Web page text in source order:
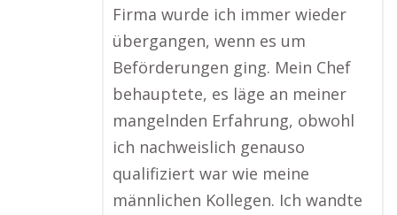
Firma wurde ich immer wieder
übergangen, wenn es um
Beförderungen ging. Mein Chef
behauptete, es läge an meiner
mangelnden Erfahrung, obwohl
ich nachweislich genauso
qualifiziert war wie meine
männlichen Kollegen. Ich wandte